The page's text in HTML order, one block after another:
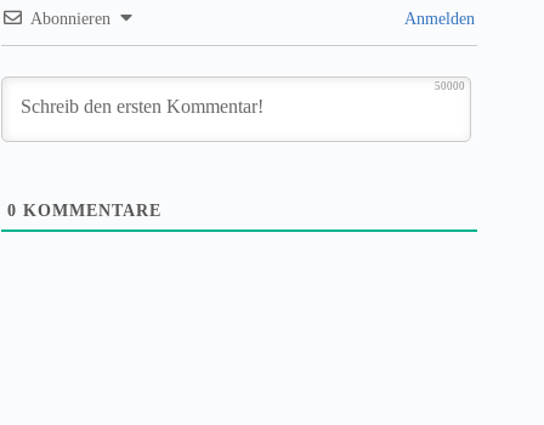
Abonnieren Anmelden
50000
0 KOMMENTARE